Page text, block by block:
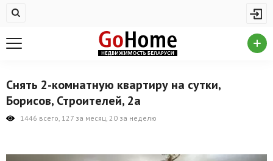
Купить квартиру
На сутки
Новостройки
Снять 2-комнатную квартиру на сутки,
Борисов, Строителей, 2а
1446 всего, 127 за месяц, 20 за неделю